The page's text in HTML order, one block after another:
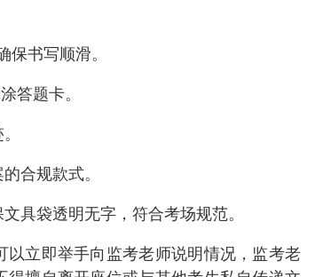
书写顺滑。
答题卡。
合规款式。
具袋透明无字，符合考场规范。
立即举手向监考老师说明情况，监考老